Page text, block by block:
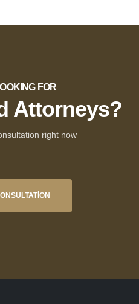
FOR
Attorneys?
right now